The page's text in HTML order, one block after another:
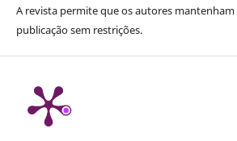
A revista permite que os autores
publicação sem restrições.